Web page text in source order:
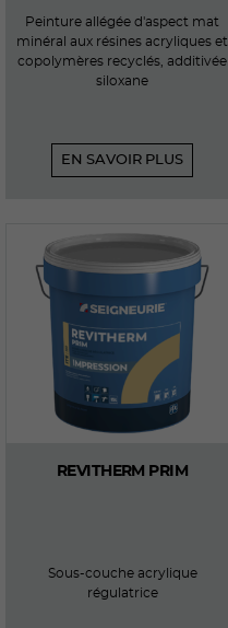
Peinture allégée d'aspect mat
minéral aux résines acryliques et
copolymères recyclés, additivée
siloxane
EN SAVOIR PLUS
REVITHERM PRIM
Sous-couche acrylique
régulatrice